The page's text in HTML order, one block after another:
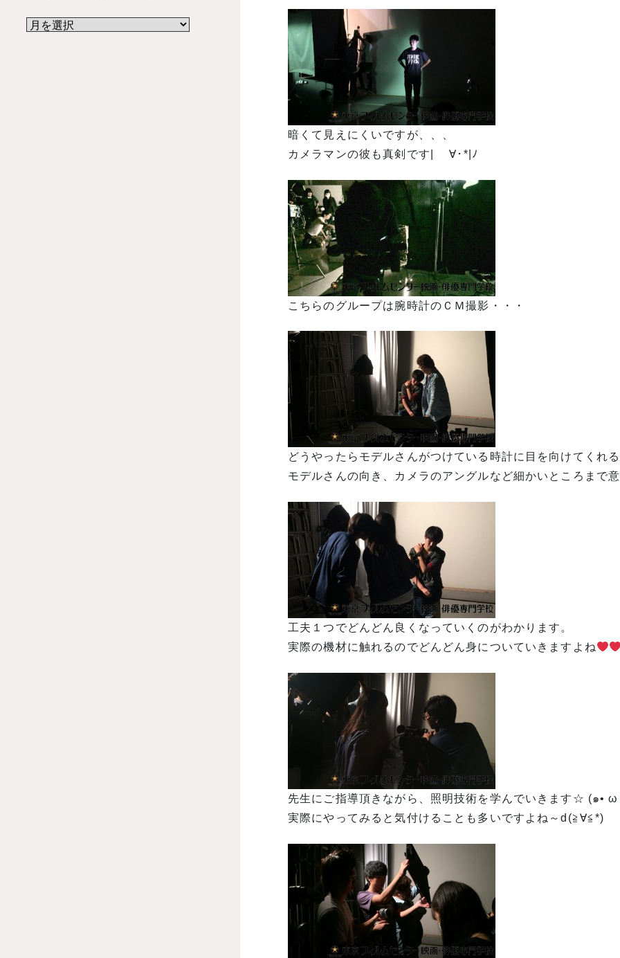
暗くて見えにくいですが、、、
カメラマンの彼も真剣です| ゝ∀･*|ﾉ
こちらのグループは腕時計のＣＭ撮影・・・
どうやったらモデルさんがつけている時計に目を向けてくれ
モデルさんの向き、カメラのアングルなど細かいところまで
工夫１つでどんどん良くなっていくのがわかります。
実際の機材に触れるのでどんどん身についていきますよね
先生にご指導頂きながら、照明技術を学んでいきます☆ (๑•
実際にやってみると気付けることも多いですよね～d(≧∀≦*)